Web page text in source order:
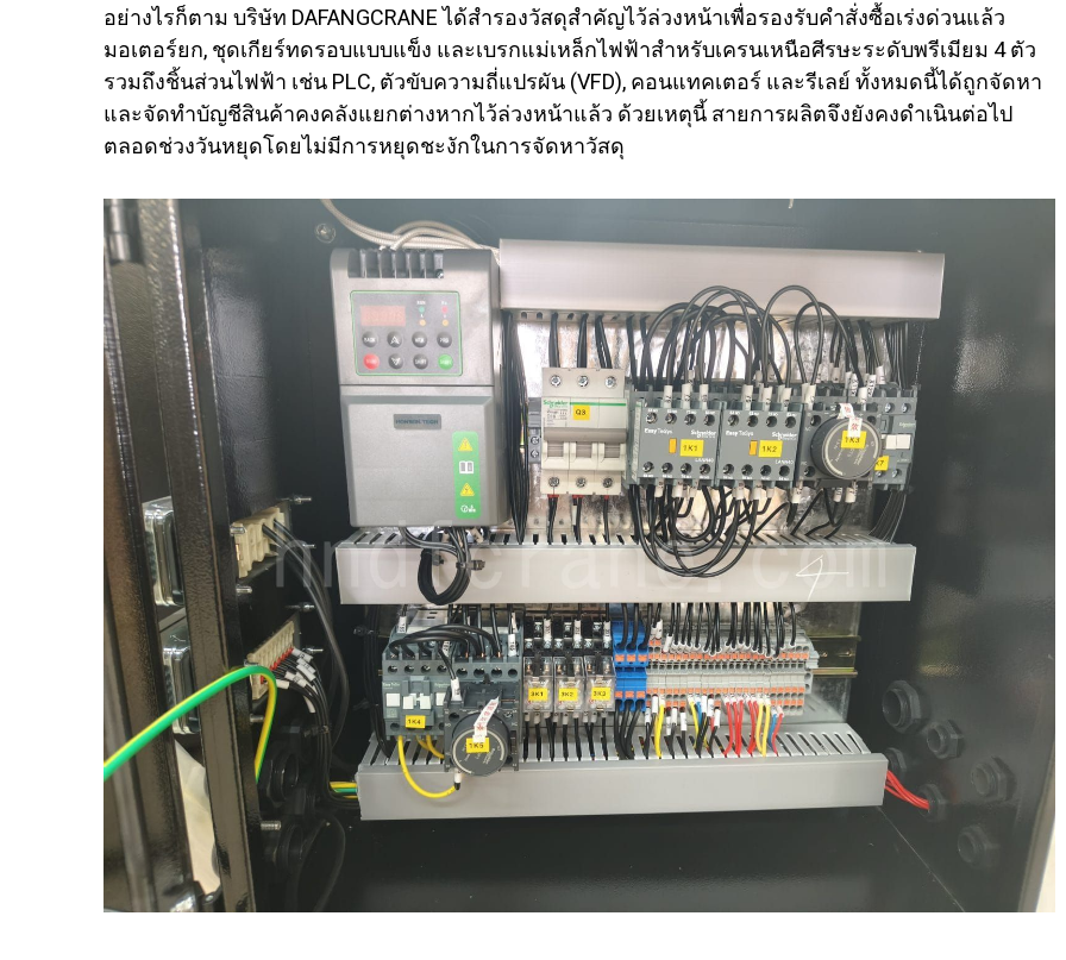
อย่างไรก็ตาม บริษัท DAFANGCRANE ได้สำรองวัสดุสำคัญไว้ล่วงหน้าเพื่อรองรับคำสั่งซื้อเร่งด่วนแล้ว
มอเตอร์ยก, ชุดเกียร์ทดรอบแบบแข็ง และเบรกแม่เหล็กไฟฟ้าสำหรับเครนเหนือศีรษะระดับพรีเมียม 4 ตัว
รวมถึงชิ้นส่วนไฟฟ้า เช่น PLC, ตัวขับความถี่แปรผัน (VFD), คอนแทคเตอร์ และรีเลย์ ทั้งหมดนี้ได้ถูกจัดหา
และจัดทำบัญชีสินค้าคงคลังแยกต่างหากไว้ล่วงหน้าแล้ว ด้วยเหตุนี้ สายการผลิตจึงยังคงดำเนินต่อไป
ตลอดช่วงวันหยุดโดยไม่มีการหยุดชะงักในการจัดหาวัสดุ